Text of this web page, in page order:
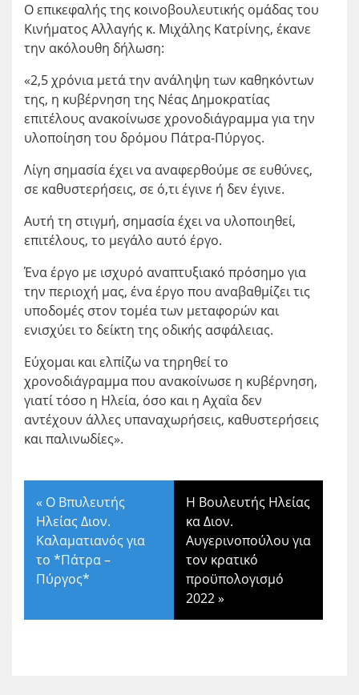
Ο επικεφαλής της κοινοβουλευτικής ομάδας του
Κινήματος Αλλαγής κ. Μιχάλης Κατρίνης, έκανε
την ακόλουθη δήλωση:
«2,5 χρόνια μετά την ανάληψη των καθηκόντων
της, η κυβέρνηση της Νέας Δημοκρατίας
επιτέλους ανακοίνωσε χρονοδιάγραμμα για την
υλοποίηση του δρόμου Πάτρα-Πύργος.
Λίγη σημασία έχει να αναφερθούμε σε ευθύνες,
σε καθυστερήσεις, σε ό,τι έγινε ή δεν έγινε.
Αυτή τη στιγμή, σημασία έχει να υλοποιηθεί,
επιτέλους, το μεγάλο αυτό έργο.
Ένα έργο με ισχυρό αναπτυξιακό πρόσημο για
την περιοχή μας, ένα έργο που αναβαθμίζει τις
υποδομές στον τομέα των μεταφορών και
ενισχύει το δείκτη της οδικής ασφάλειας.
Εύχομαι και ελπίζω να τηρηθεί το
χρονοδιάγραμμα που ανακοίνωσε η κυβέρνηση,
γιατί τόσο η Ηλεία, όσο και η Αχαΐα δεν
αντέχουν άλλες υπαναχωρήσεις, καθυστερήσεις
και παλινωδίες».
« Ο Βπυλευτής
Ηλείας Διον.
Καλαματιανός για
το *Πάτρα –
Πύργος*
Η Βουλευτής Ηλείας
κα Διον.
Αυγερινοπούλου για
τον κρατικό
προϋπολογισμό
2022»